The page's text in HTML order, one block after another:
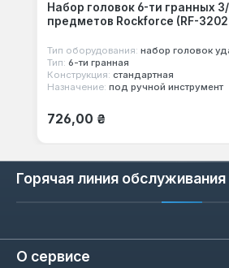
Набор головок 6-ти гранных
предметов Rockforce (RF-
Тип оборудования: набор головок
Тип: 6-ти гранная
Конструкция: стандартная
Назначение: под ручной инструмент
Обычная цена:
726,00 ₴
Горячая линия обслуживания
О сервисе